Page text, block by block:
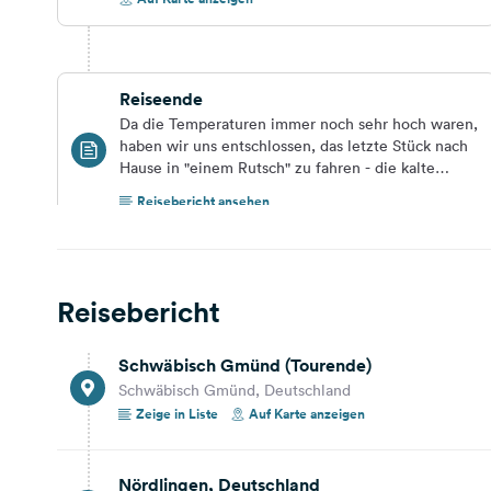
Reiseende
Da die Temperaturen immer noch sehr hoch waren,
haben wir uns entschlossen, das letzte Stück nach
Hause in "einem Rutsch" zu fahren - die kalte
Reisebericht ansehen
Hallertau - Schrobenhausen
Rot-Kreuz-Straße, 86529, Schrobenhausen,
Reisebericht ansehen
Auf Karte anzeigen
Volkenschwand
Reisebericht
Schwäbisch Gmünd (Tourende)
Schwäbisch Gmünd, Deutschland
Zeige in Liste
Auf Karte anzeigen
Nördlingen, Deutschland